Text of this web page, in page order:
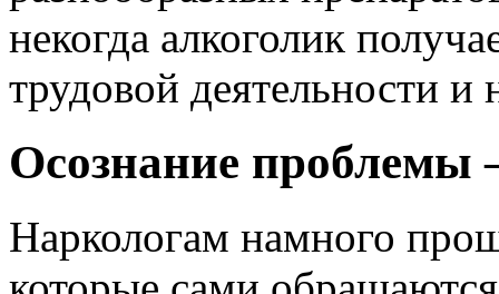
некогда алкоголик
трудовой деятельности
Осознание проблемы
Наркологам намного